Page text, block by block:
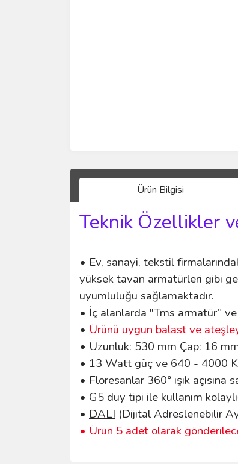
Ürün Bilgisi
Teknik Özellikler
• Ev, sanayi, tekstil
yüksek tavan armatürleri gibi
uyumluluğu sağlamaktadır.
• İç alanlarda "Tms armatür”
• Ürünü uygun balast ve
• Uzunluk: 530 mm Çap: 16
• 13 Watt güç ve 640 - 4000
• Floresanlar 360° ışık açısına
• G5 duy tipi ile kullanım
• DALI (Dijital Adreslenebilir
• Ürün 5 adet olarak